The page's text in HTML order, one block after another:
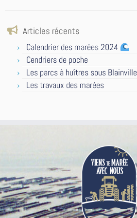
Articles récents
Calendrier des marées 2024
Cendriers de poche
Les parcs à huîtres sous Blainville
Les travaux des marées